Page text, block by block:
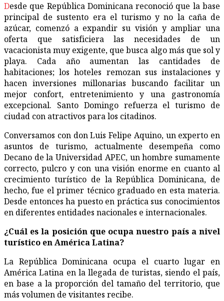
Desde que República Dominicana reconoció que la base
principal de sustento era el turismo y no la caña de
azúcar, comenzó a expandir su visión y ampliar una
oferta que satisficiera las necesidades de un
vacacionista muy exigente, que busca algo más que sol y
playa. Cada año aumentan las cantidades de
habitaciones; los hoteles remozan sus instalaciones y
hacen inversiones millonarias buscando facilitar un
mejor confort, entretenimiento y una gastronomía
excepcional. Santo Domingo refuerza el turismo de
ciudad con atractivos para los citadinos.
Conversamos con don Luis Felipe Aquino, un experto en
asuntos de turismo, actualmente desempeña como
Decano de la Universidad APEC, un hombre sumamente
correcto, pulcro y con una visión enorme en cuanto al
crecimiento turístico de la República Dominicana, de
hecho, fue el primer técnico graduado en esta materia.
Desde entonces ha puesto en práctica sus conocimientos
en diferentes entidades nacionales e internacionales.
¿Cuál es la posición que ocupa nuestro país a nivel
turístico en América Latina?
La República Dominicana ocupa el cuarto lugar en
América Latina en la llegada de turistas, siendo el país,
en base a la proporción del tamaño del territorio, que
más volumen de visitantes recibe.